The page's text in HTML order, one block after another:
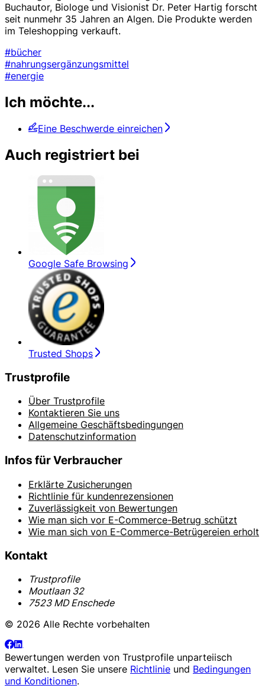
Buchautor, Biologe und Visionist Dr. Peter Hartig forscht
seit nunmehr 35 Jahren an Algen. Die Produkte werden
im Teleshopping verkauft.
#bücher
#nahrungsergänzungsmittel
#energie
Ich möchte...
Eine Beschwerde einreichen
Auch registriert bei
Google Safe Browsing
Trusted Shops
Trustprofile
Über Trustprofile
Kontaktieren Sie uns
Allgemeine Geschäftsbedingungen
Datenschutzinformation
Infos für Verbraucher
Erklärte Zusicherungen
Richtlinie für kundenrezensionen
Zuverlässigkeit von Bewertungen
Wie man sich vor E-Commerce-Betrug schützt
Wie man sich von E-Commerce-Betrügereien erholt
Kontakt
Trustprofile
Moutlaan 32
7523 MD Enschede
© 2026 Alle Rechte vorbehalten
Bewertungen werden von Trustprofile unparteiisch
verwaltet. Lesen Sie unsere Richtlinie und Bedingungen
und Konditionen.